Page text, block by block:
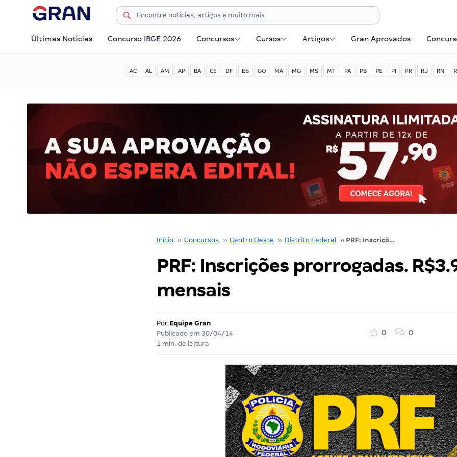
Últimas Notícias Concurso IBGE 2026 Concursos Cursos Artigos Gran Aprovados
AC AL AM AP BA CE DF ES GO MA MG MS MT PA PB PE PI PR RJ RN
Início ›› Concursos ›› Centro Oeste ›› Distrito Federal ›› PRF: Inscrições prorrogadas. R$3.937 mensais
PRF: Inscrições prorrogadas.
mensais
Por Equipe Gran
Publicado em 30/04/14
1 min. de leitura
0 0